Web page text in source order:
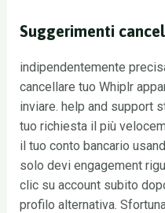
Suggerimenti
indipendentemente
cancellare tuo Whiplr
inviare. help and support
tuo richiesta il più
il tuo conto bancario
solo devi engagement
clic su account subito
profilo alternativa.